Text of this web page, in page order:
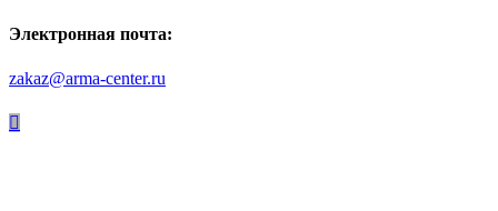
Электронная почта:
zakaz@arma-center.ru